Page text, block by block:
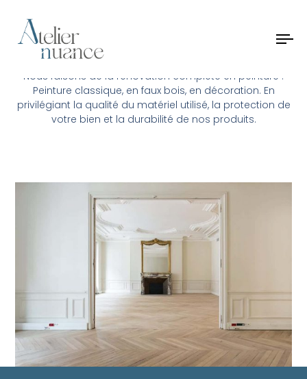
Peinture d'intérieur à Reims
Nous faisons de la rénovation complète en peinture :
Peinture classique, en faux bois, en décoration. En
privilégiant la qualité du matériel utilisé, la protection de
votre bien et la durabilité de nos produits.